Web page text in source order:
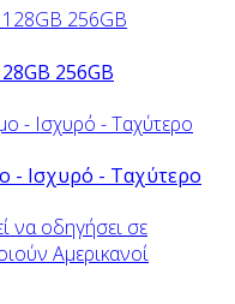
256GB
- Ισχυρό - Ταχύτερο